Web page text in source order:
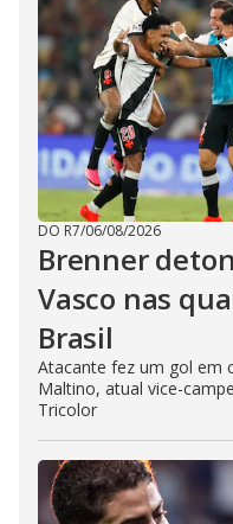
DO R7/06/08/2026
Brenner
Vasco nas
Brasil
Atacante fez um gol em
Maltino, atual vice-
Tricolor